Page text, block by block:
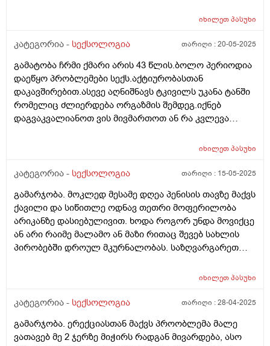
ხშირად მქონია,თან ძალიან სტრესული,ვარ 27 წლის
მინდა მეუღლესთან ურთიერთობა,დღეში ათჯერ
ოცჯერაც რომ მქონდეს სექსი თანახმა ვარ,მაგრამ
მეუღლეს კვირაში სამ ითხჯერ შეუძლია და სულ
დაუკმაყოფილებელი გამოვდივარ,შესაძლებელია
ფსიქოლოგიური მომენტი იყოს?ან სექსის
უკმარისობის ბრალი?ან მე დამიქვეით ან მეუღლეს
აუქვეითეთ ეს გრძნობა დამეხმარეთ (((
იხილეთპასუხი
კატეგორია - სექსოლოგია თარიღი :20-05-2025
გამატობა ჩრმი ქმარი არის 43 წლის.ბოლო პერიოდია
დაეწყო პრობლემები სექს.აქტიურობასთან
დაკავშირებით.ასევე აღნიშნავს ტკივილს უკანა ტანში
რომელიც ძლიერდება ორგაზმის შემდეგ.იქნებ
დაგვაკვალიანოთ ვის მივმართოთ ან რა კვლევა
იხილეთპასუხი
კატეგორია - სექსოლოგია თარიღი : 15-05-2025
გამარჯობა. მოკლედ მესამე დღეა პენისის თავზე მაქვს
ქავილი და სიწითლე ოდნავ თეთრი მოფერილობა
არიკანზე დასიებულივით. ხოდა როგორ უნდა მოვიქცე
ან არი რაიმე მალამო ან მაზი რითაც შევებ სახლის
პირობებში დროულ მკურნალობას. საზღვარგარეთ
იხილეთპასუხი
კატეგორია - სექსოლოგია თარიღი :28-04-2025
გამარჯობა. ერექციასთან მაქვს პროობლემა მალე
ვათავებ მე 2 ჯერზე მიჭირს რადგან მივარდება, ასო